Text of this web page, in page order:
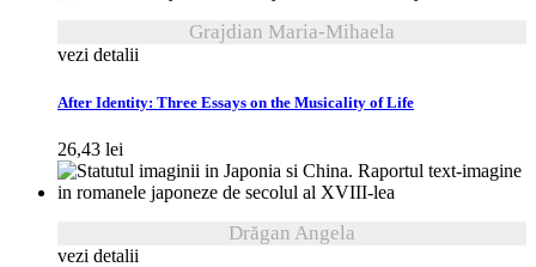
Grajdian Maria-Mihaela
vezi detalii
After Identity: Three Essays on the Musicality of Life
26,43 lei
Drăgan Angela
vezi detalii